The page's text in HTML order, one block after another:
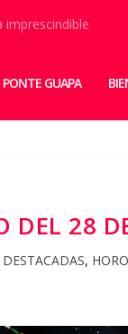
imprescindible
PONTE GUAPA
DEL 28
DESTACADAS,